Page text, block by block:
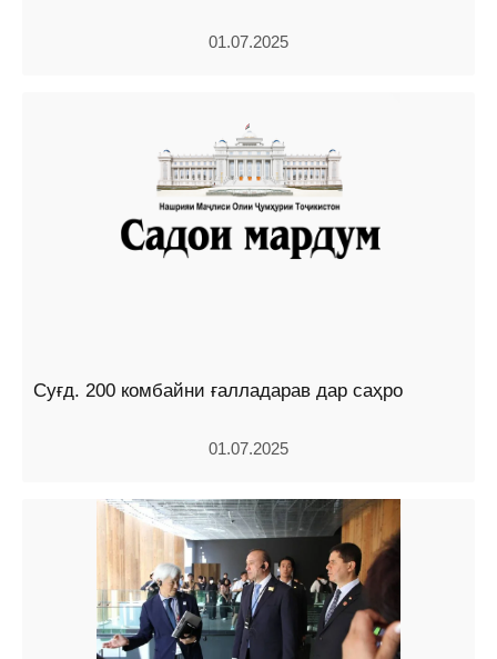
01.07.2025
Суғд. 200 комбайни ғалладарав дар саҳро
01.07.2025